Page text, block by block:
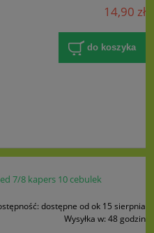
14,90 zł
do koszyka
7/8 kapers 10 cebulek
dostępne od ok 15 sierpnia
Wysyłka w: 48 godzin